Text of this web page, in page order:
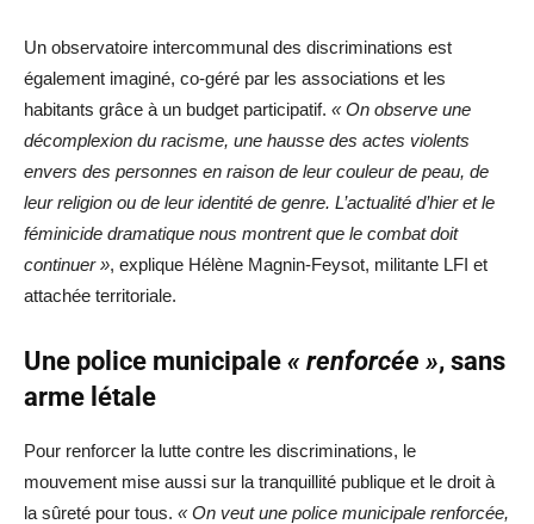
Un observatoire intercommunal des discriminations est
également imaginé, co-géré par les associations et les
habitants grâce à un budget participatif. « On observe une
décomplexion du racisme, une hausse des actes violents
envers des personnes en raison de leur couleur de peau, de
leur religion ou de leur identité de genre. L’actualité d’hier et le
féminicide dramatique nous montrent que le combat doit
continuer », explique Hélène Magnin-Feysot, militante LFI et
attachée territoriale.
Une police municipale « renforcée », sans
arme létale
Pour renforcer la lutte contre les discriminations, le
mouvement mise aussi sur la tranquillité publique et le droit à
la sûreté pour tous. « On veut une police municipale renforcée,